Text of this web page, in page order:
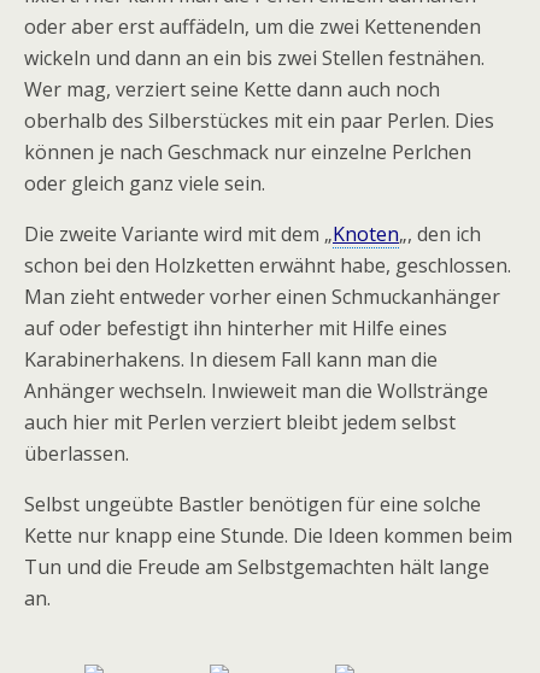
oder aber erst auffädeln, um die zwei Kettenenden
wickeln und dann an ein bis zwei Stellen festnähen.
Wer mag, verziert seine Kette dann auch noch
oberhalb des Silberstückes mit ein paar Perlen. Dies
können je nach Geschmack nur einzelne Perlchen
oder gleich ganz viele sein.
Die zweite Variante wird mit dem „Knoten„, den ich
schon bei den Holzketten erwähnt habe, geschlossen.
Man zieht entweder vorher einen Schmuckanhänger
auf oder befestigt ihn hinterher mit Hilfe eines
Karabinerhakens. In diesem Fall kann man die
Anhänger wechseln. Inwieweit man die Wollstränge
auch hier mit Perlen verziert bleibt jedem selbst
überlassen.
Selbst ungeübte Bastler benötigen für eine solche
Kette nur knapp eine Stunde. Die Ideen kommen beim
Tun und die Freude am Selbstgemachten hält lange
an.